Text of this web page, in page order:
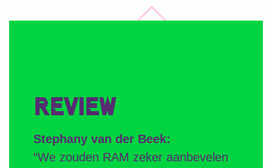
REVIEW
Stephany van der Beek:
“We zouden RAM zeker aanbevelen